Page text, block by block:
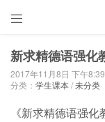

新求精德语强化
2017年11月8日 下午8:39
分类： 学生课本/未分类
《新求精德语强